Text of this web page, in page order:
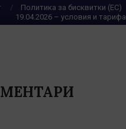
Политика за бисквитки (ЕС)
19.04.2026 – условия и тарифа